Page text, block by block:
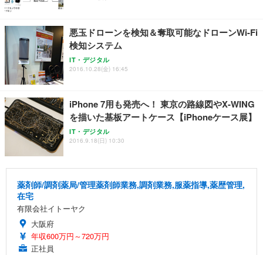
悪玉ドローンを検知＆奪取可能なドローンWi-Fi
検知システム
IT・デジタル
2016.10.28(金) 16:45
iPhone 7用も発売へ！ 東京の路線図やX-WING
を描いた基板アートケース【iPhoneケース展】
IT・デジタル
2016.9.18(日) 10:30
薬剤師/調剤薬局/管理薬剤師業務,調剤業務,服薬指導,薬歴管理,
在宅
有限会社イトーヤク
大阪府
年収600万円～720万円
正社員